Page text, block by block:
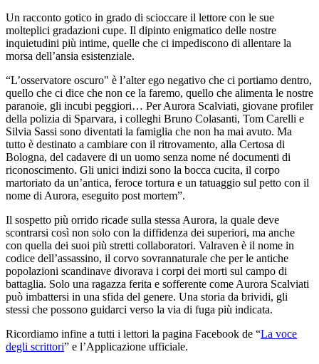
Un racconto gotico in grado di scioccare il lettore con le sue
molteplici gradazioni cupe. Il dipinto enigmatico delle nostre
inquietudini più intime, quelle che ci impediscono di allentare la
morsa dell’ansia esistenziale.
“L’osservatore oscuro" è l’alter ego negativo che ci portiamo dentro,
quello che ci dice che non ce la faremo, quello che alimenta le nostre
paranoie, gli incubi peggiori… Per Aurora Scalviati, giovane profiler
della polizia di Sparvara, i colleghi Bruno Colasanti, Tom Carelli e
Silvia Sassi sono diventati la famiglia che non ha mai avuto. Ma
tutto è destinato a cambiare con il ritrovamento, alla Certosa di
Bologna, del cadavere di un uomo senza nome né documenti di
riconoscimento. Gli unici indizi sono la bocca cucita, il corpo
martoriato da un’antica, feroce tortura e un tatuaggio sul petto con il
nome di Aurora, eseguito post mortem”.
Il sospetto più orrido ricade sulla stessa Aurora, la quale deve
scontrarsi così non solo con la diffidenza dei superiori, ma anche
con quella dei suoi più stretti collaboratori. Valraven è il nome in
codice dell’assassino, il corvo sovrannaturale che per le antiche
popolazioni scandinave divorava i corpi dei morti sul campo di
battaglia. Solo una ragazza ferita e sofferente come Aurora Scalviati
può imbattersi in una sfida del genere. Una storia da brividi, gli
stessi che possono guidarci verso la via di fuga più indicata.
Ricordiamo infine a tutti i lettori la pagina Facebook de “La voce
degli scrittori” e l’Applicazione ufficiale.